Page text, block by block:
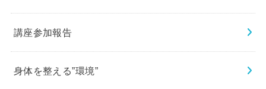
講座参加報告
身体を整える”環境”